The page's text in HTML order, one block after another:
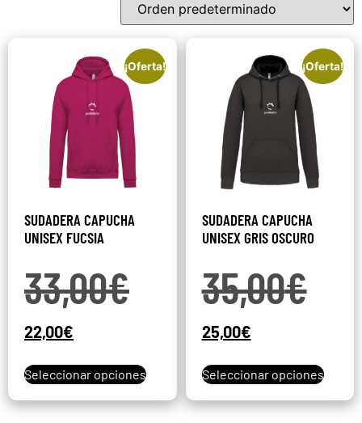
¡Oferta!
SUDADERA CAPUCHA
UNISEX FUCSIA
33,00€
22,00€
Seleccionar opciones
¡Oferta!
SUDADERA CAPUCHA
UNISEX GRIS OSCURO
35,00€
25,00€
Seleccionar opciones